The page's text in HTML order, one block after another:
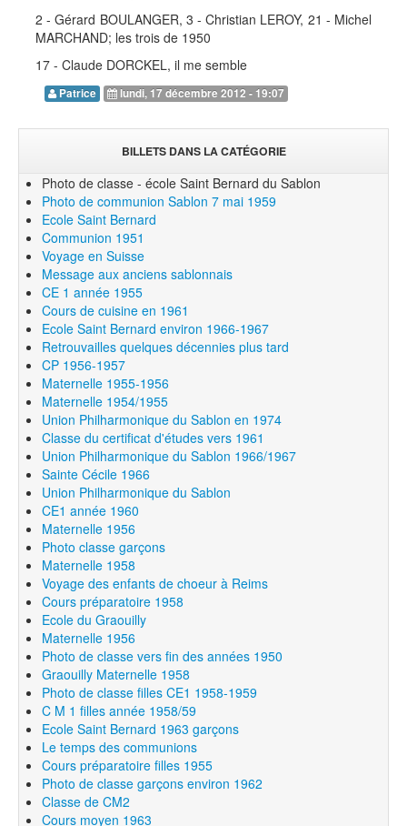
2 - Gérard BOULANGER, 3 - Christian LEROY, 21 - Michel
MARCHAND; les trois de 1950
17 - Claude DORCKEL, il me semble
Patrice lundi, 17 décembre 2012 - 19:07
BILLETS DANS LA CATÉGORIE
Photo de classe - école Saint Bernard du Sablon
Photo de communion Sablon 7 mai 1959
Ecole Saint Bernard
Communion 1951
Voyage en Suisse
Message aux anciens sablonnais
CE 1 année 1955
Cours de cuisine en 1961
Ecole Saint Bernard environ 1966-1967
Retrouvailles quelques décennies plus tard
CP 1956-1957
Maternelle 1955-1956
Maternelle 1954/1955
Union Philharmonique du Sablon en 1974
Classe du certificat d'études vers 1961
Union Philharmonique du Sablon 1966/1967
Sainte Cécile 1966
Union Philharmonique du Sablon
CE1 année 1960
Maternelle 1956
Photo classe garçons
Maternelle 1958
Voyage des enfants de choeur à Reims
Cours préparatoire 1958
Ecole du Graouilly
Maternelle 1956
Photo de classe vers fin des années 1950
Graouilly Maternelle 1958
Photo de classe filles CE1 1958-1959
C M 1 filles année 1958/59
Ecole Saint Bernard 1963 garçons
Le temps des communions
Cours préparatoire filles 1955
Photo de classe garçons environ 1962
Classe de CM2
Cours moyen 1963